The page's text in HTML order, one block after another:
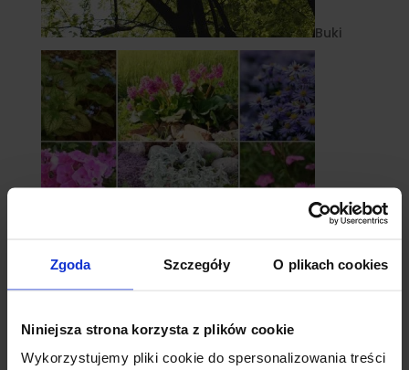
Zgoda Szczegóły O plikach cookies
Niniejsza strona korzysta z plików cookie
Wykorzystujemy pliki cookie do spersonalizowania treści
Buki